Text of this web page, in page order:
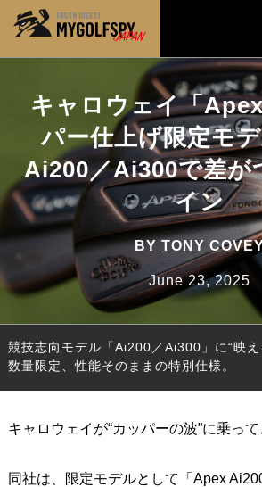
キャロウェイ「
パー仕上げ限定モ
Ai200／Ai300で差が
イン
BY TONY
June 23, 2025
競技志向モデル「Ai200／Ai300」に“映え
数量限定、性能そのままの特別仕様。
キャロウェイが“カッパーの波”に乗って
同社は、限定モデルとして「Apex
MOST WANTED テストランキング
NEW RELEASES 新製品情報
HOW TO ゴルフ上達・実践テクニック
LAB テスト・データ検証
Golf News ゴルフニュース
REVIEWS 製品レビュー
FAIRWAY WOODS フェアウェイウッド
HYBRIDS ハイブリッド
IRONS アイアン
WEDGES ウェッジ
※メーカー名やクラブ名など、検索したい事柄を
力してください。